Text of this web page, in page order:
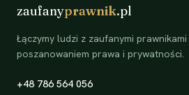
zaufanyprawnik.pl
Łączymy ludzi z zaufanymi
poszanowaniem prawa i prywatności.
+48 786 564 056